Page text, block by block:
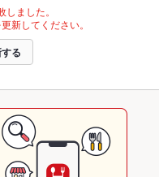
ました。
新してください。
る